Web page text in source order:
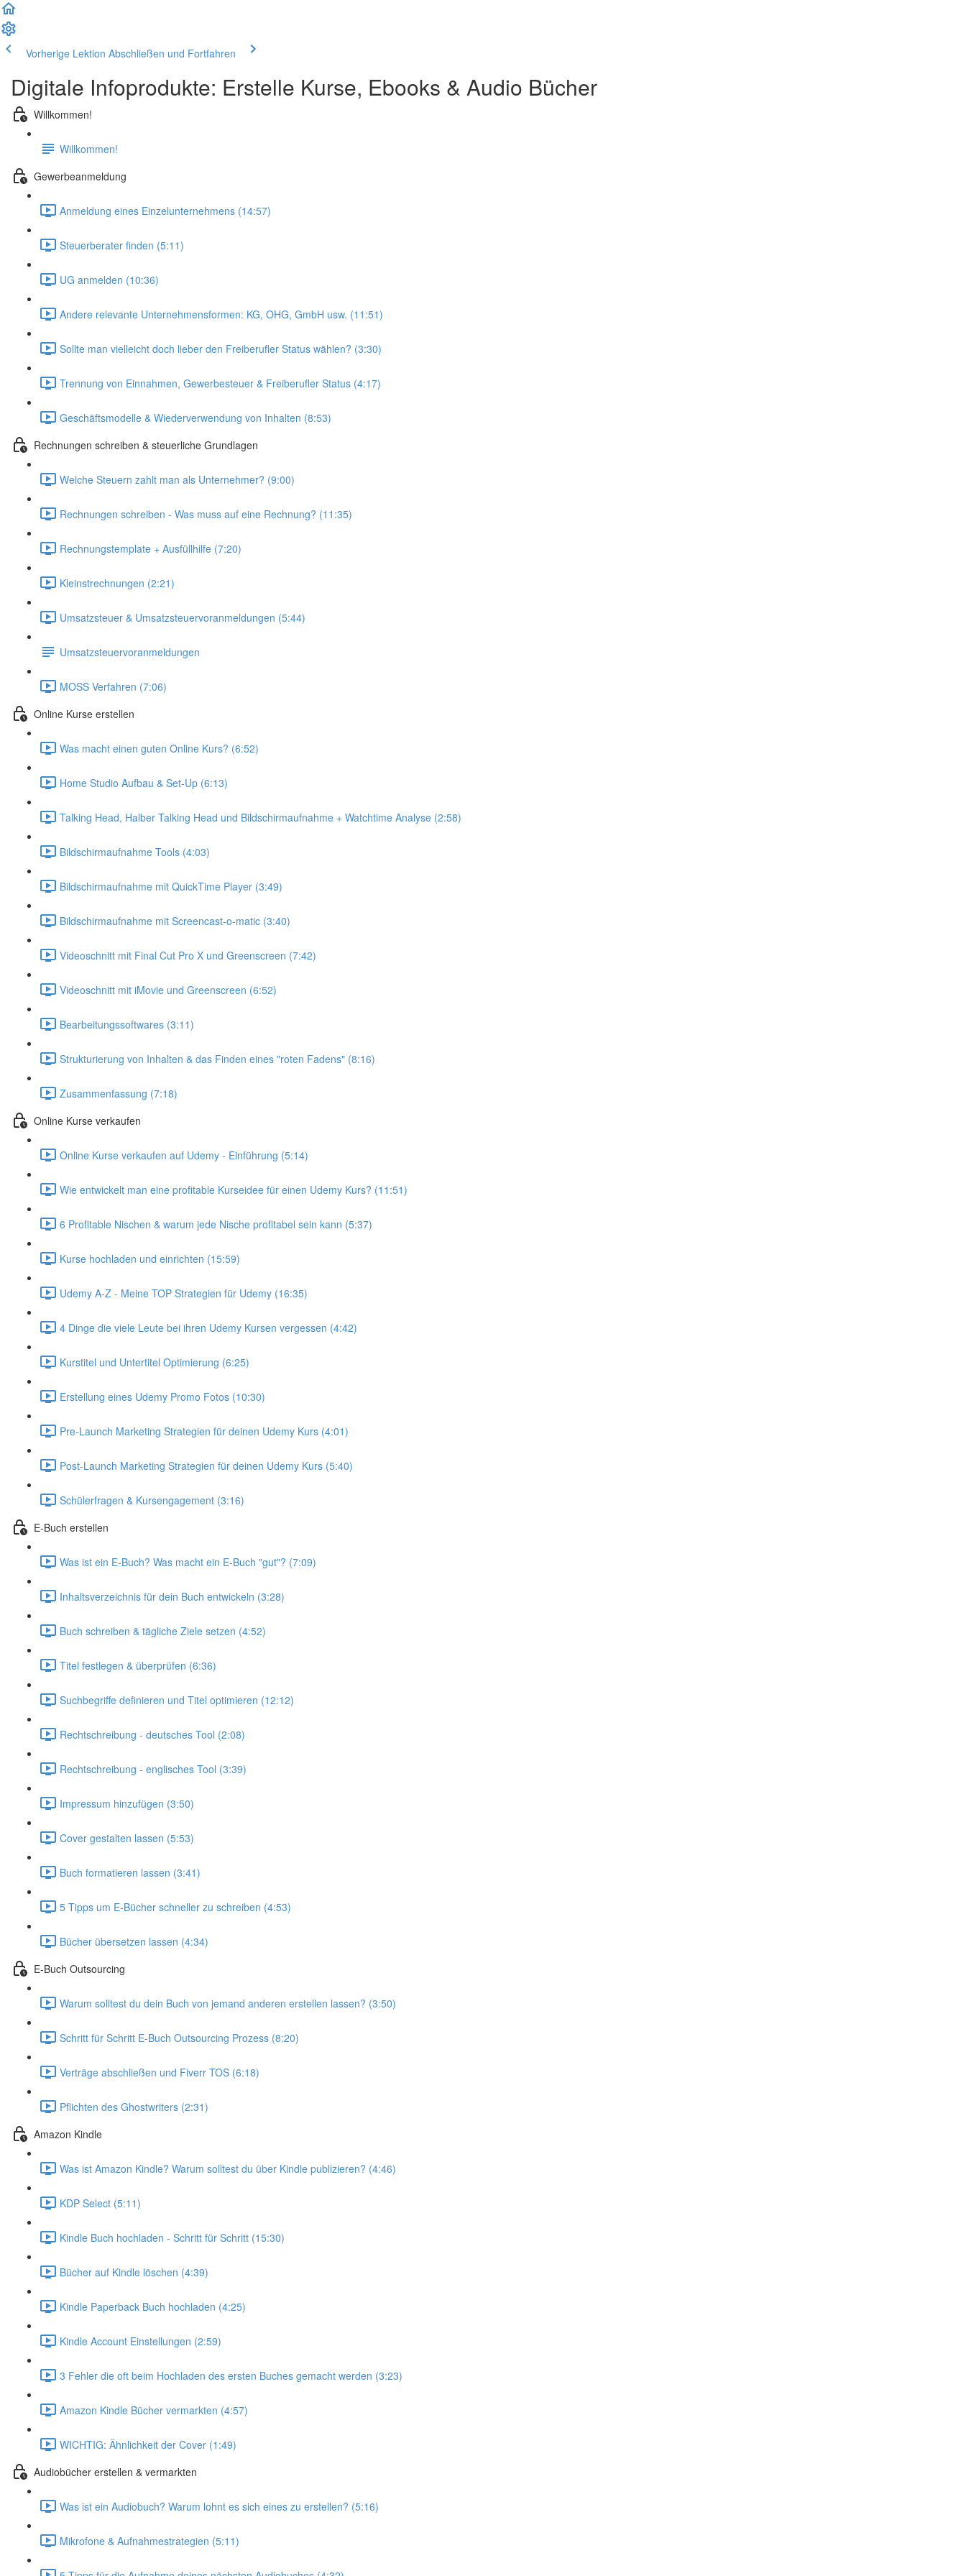
Vorherige Lektion Abschließen und Fortfahren
Digitale Infoprodukte: Erstelle Kurse, Ebooks & Audio Bücher
Willkommen!
Willkommen!
Gewerbeanmeldung
Anmeldung eines Einzelunternehmens (14:57)
Steuerberater finden (5:11)
UG anmelden (10:36)
Andere relevante Unternehmensformen: KG, OHG, GmbH usw. (11:51)
Sollte man vielleicht doch lieber den Freiberufler Status wählen? (3:30)
Trennung von Einnahmen, Gewerbesteuer & Freiberufler Status (4:17)
Geschäftsmodelle & Wiederverwendung von Inhalten (8:53)
Rechnungen schreiben & steuerliche Grundlagen
Welche Steuern zahlt man als Unternehmer? (9:00)
Rechnungen schreiben - Was muss auf eine Rechnung? (11:35)
Rechnungstemplate + Ausfüllhilfe (7:20)
Kleinstrechnungen (2:21)
Umsatzsteuer & Umsatzsteuervoranmeldungen (5:44)
Umsatzsteuervoranmeldungen
MOSS Verfahren (7:06)
Online Kurse erstellen
Was macht einen guten Online Kurs? (6:52)
Home Studio Aufbau & Set-Up (6:13)
Talking Head, Halber Talking Head und Bildschirmaufnahme + Watchtime Analyse (2:58)
Bildschirmaufnahme Tools (4:03)
Bildschirmaufnahme mit QuickTime Player (3:49)
Bildschirmaufnahme mit Screencast-o-matic (3:40)
Videoschnitt mit Final Cut Pro X und Greenscreen (7:42)
Videoschnitt mit iMovie und Greenscreen (6:52)
Bearbeitungssoftwares (3:11)
Strukturierung von Inhalten & das Finden eines "roten Fadens" (8:16)
Zusammenfassung (7:18)
Online Kurse verkaufen
Online Kurse verkaufen auf Udemy - Einführung (5:14)
Wie entwickelt man eine profitable Kurseidee für einen Udemy Kurs? (11:51)
6 Profitable Nischen & warum jede Nische profitabel sein kann (5:37)
Kurse hochladen und einrichten (15:59)
Udemy A-Z - Meine TOP Strategien für Udemy (16:35)
4 Dinge die viele Leute bei ihren Udemy Kursen vergessen (4:42)
Kurstitel und Untertitel Optimierung (6:25)
Erstellung eines Udemy Promo Fotos (10:30)
Pre-Launch Marketing Strategien für deinen Udemy Kurs (4:01)
Post-Launch Marketing Strategien für deinen Udemy Kurs (5:40)
Schülerfragen & Kursengagement (3:16)
E-Buch erstellen
Was ist ein E-Buch? Was macht ein E-Buch "gut"? (7:09)
Inhaltsverzeichnis für dein Buch entwickeln (3:28)
Buch schreiben & tägliche Ziele setzen (4:52)
Titel festlegen & überprüfen (6:36)
Suchbegriffe definieren und Titel optimieren (12:12)
Rechtschreibung - deutsches Tool (2:08)
Rechtschreibung - englisches Tool (3:39)
Impressum hinzufügen (3:50)
Cover gestalten lassen (5:53)
Buch formatieren lassen (3:41)
5 Tipps um E-Bücher schneller zu schreiben (4:53)
Bücher übersetzen lassen (4:34)
E-Buch Outsourcing
Warum solltest du dein Buch von jemand anderen erstellen lassen? (3:50)
Schritt für Schritt E-Buch Outsourcing Prozess (8:20)
Verträge abschließen und Fiverr TOS (6:18)
Pflichten des Ghostwriters (2:31)
Amazon Kindle
Was ist Amazon Kindle? Warum solltest du über Kindle publizieren? (4:46)
KDP Select (5:11)
Kindle Buch hochladen - Schritt für Schritt (15:30)
Bücher auf Kindle löschen (4:39)
Kindle Paperback Buch hochladen (4:25)
Kindle Account Einstellungen (2:59)
3 Fehler die oft beim Hochladen des ersten Buches gemacht werden (3:23)
Amazon Kindle Bücher vermarkten (4:57)
WICHTIG: Ähnlichkeit der Cover (1:49)
Audiobücher erstellen & vermarkten
Was ist ein Audiobuch? Warum lohnt es sich eines zu erstellen? (5:16)
Mikrofone & Aufnahmestrategien (5:11)